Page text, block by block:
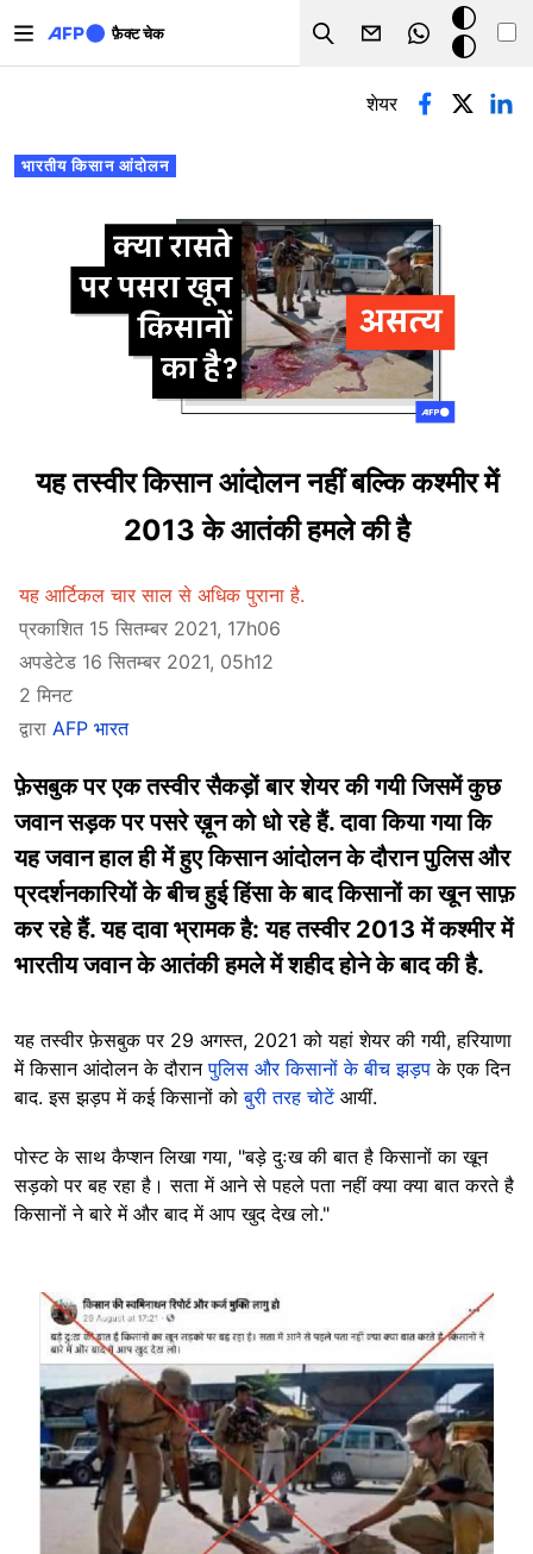
फ़ैक्ट चेक
Search
डार्क
मोड
प्राथमिक टैब्स
भारतीय किसान आंदोलन
शेयर
यह तस्वीर किसान आंदोलन नहीं बल्कि कश्मीर में
2013 के आतंकी हमले की है
यह आर्टिकल चार साल से अधिक पुराना है.
प्रकाशित 15 सितम्बर 2021, 17h06
अपडेटेड 16 सितम्बर 2021, 05h12
2 मिनट
द्वारा AFP भारत
फ़ेसबुक पर एक तस्वीर सैकड़ों बार शेयर की गयी जिसमें कुछ
जवान सड़क पर पसरे ख़ून को धो रहे हैं. दावा किया गया कि
यह जवान हाल ही में हुए किसान आंदोलन के दौरान पुलिस और
प्रदर्शनकारियों के बीच हुई हिंसा के बाद किसानों का खून साफ़
कर रहे हैं. यह दावा भ्रामक है: यह तस्वीर 2013 में कश्मीर में
भारतीय जवान के आतंकी हमले में शहीद होने के बाद की है.
यह तस्वीर फ़ेसबुक पर 29 अगस्त, 2021 को यहां शेयर की गयी, हरियाणा
में किसान आंदोलन के दौरानपुलिस और किसानों के बीच झड़प के एक दिन
बाद. इस झड़प में कई किसानों कोबुरी तरह चोटेंआयीं.
पोस्ट के साथ कैप्शन लिखा गया, "बड़े दुःख की बात है किसानों का खून
सड़को पर बह रहा है। सता में आने से पहले पता नहीं क्या क्या बात करते है
किसानों ने बारे में और बाद में आप खुद देख लो."
Image